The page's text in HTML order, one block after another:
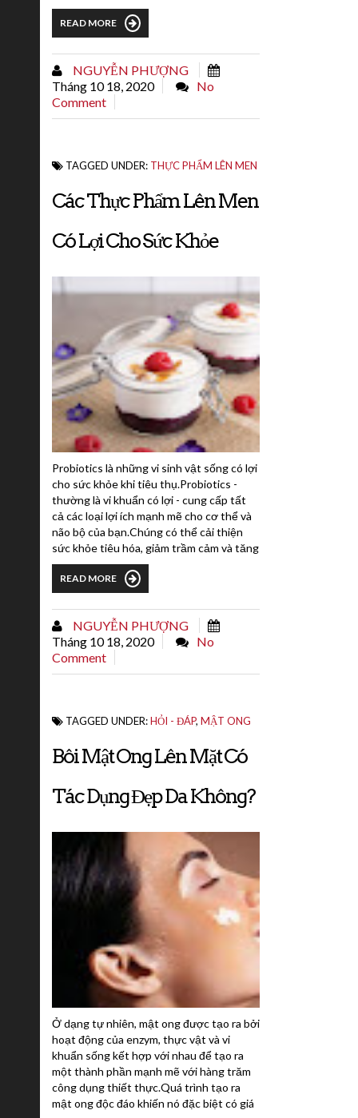
cứ ai và bất cứ nơi nào với các công cụ cơ
bản nhất. Các nền văn hóa trên khắp thế
giới đã lên men lâu hơn chúng ta đã canh
tác đất hoặc viết sách, để tạo ra vô...
READ MORE
NGUYỄN PHƯỢNG
Tháng 10 18, 2020
No
Comment
TAGGED UNDER: THỰC PHẨM LÊN MEN
Các Thực Phẩm Lên Men
Có Lợi Cho Sức Khỏe
Probiotics là những vi sinh vật sống có lợi
cho sức khỏe khi tiêu thụ.Probiotics -
thường là vi khuẩn có lợi - cung cấp tất
cả các loại lợi ích mạnh mẽ cho cơ thể và
não bộ của bạn.Chúng có thể cải thiện
sức khỏe tiêu hóa, giảm trầm cảm và tăng
cường sức khỏe tim mạch.Một số bằng
chứng cho thấy chúng thậm chí có thể
mang lại cho bạn làn da đẹp hơn.Việc lấy
probiotics từ các chất bổ sung là phổ
biến, nhưng bạn cũng có thể lấy chúng...
READ MORE
NGUYỄN PHƯỢNG
Tháng 10 18, 2020
No
Comment
TAGGED UNDER:HỎI - ĐÁP, MẬT ONG
Bôi Mật Ong Lên Mặt Có
Tác Dụng Đẹp Da Không?
Ở dạng tự nhiên, mật ong được tạo ra bởi
hoạt động của enzym, thực vật và vi
khuẩn sống kết hợp với nhau để tạo ra
một thành phần mạnh mẽ với hàng trăm
công dụng thiết thực.Quá trình tạo ra
mật ong độc đáo khiến nó đặc biệt có giá